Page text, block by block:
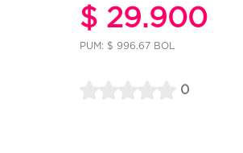
$ 29.900
PUM: $ 996.67 BOL
0